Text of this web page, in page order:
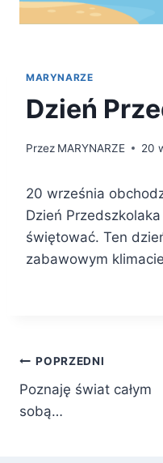
MARYNARZE
Dzień
Przez MARYNARZE 20
20 września
Dzień
świętować. Ten
zabawowym
Nawigacja
wpisu
POPRZEDNI
Poznaję świat całym
sobą…